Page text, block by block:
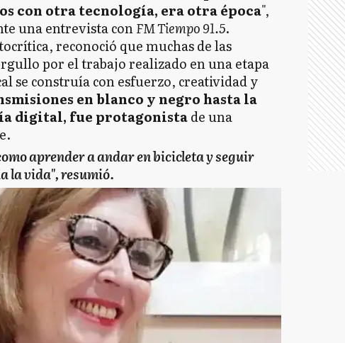
con otra tecnología, era otra época",
una entrevista conFM Tiempo 91.5.
reconoció que muchas de las
por el trabajo realizado en una etapa
se construía con esfuerzo, creatividad y
en blanco y negro hasta la
digital, fue protagonistade una
aprender a andar en bicicleta y seguir
la vida", resumió.